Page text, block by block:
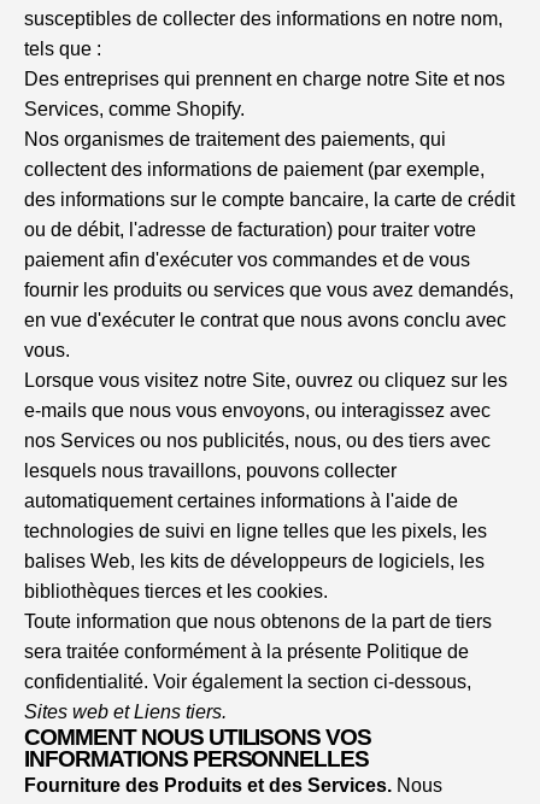
susceptibles de collecter des informations en notre nom,
tels que :
Des entreprises qui prennent en charge notre Site et nos
Services, comme Shopify.
Nos organismes de traitement des paiements, qui
collectent des informations de paiement (par exemple,
des informations sur le compte bancaire, la carte de crédit
ou de débit, l'adresse de facturation) pour traiter votre
paiement afin d'exécuter vos commandes et de vous
fournir les produits ou services que vous avez demandés,
en vue d'exécuter le contrat que nous avons conclu avec
vous.
Lorsque vous visitez notre Site, ouvrez ou cliquez sur les
e-mails que nous vous envoyons, ou interagissez avec
nos Services ou nos publicités, nous, ou des tiers avec
lesquels nous travaillons, pouvons collecter
automatiquement certaines informations à l'aide de
technologies de suivi en ligne telles que les pixels, les
balises Web, les kits de développeurs de logiciels, les
bibliothèques tierces et les cookies.
Toute information que nous obtenons de la part de tiers
sera traitée conformément à la présente Politique de
confidentialité. Voir également la section ci-dessous,
Sites web et Liens tiers.
COMMENT NOUS UTILISONS VOS
INFORMATIONS PERSONNELLES
Fourniture des Produits et des Services. Nous